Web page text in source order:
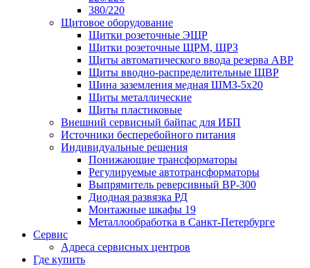
380/220
Щитовое оборудование
Щитки розеточные ЭЩР
Щитки розеточные ЩРМ, ЩРЗ
Щиты автоматического ввода резерва АВР
Щиты вводно-распределительные ЩВР
Шина заземления медная ШМЗ-5х20
Щиты металлические
Щиты пластиковые
Внешний сервисный байпас для ИБП
Источники бесперебойного питания
Индивидуальные решения
Понижающие трансформаторы
Регулируемые автотрансформаторы
Выпрямитель реверсивный ВР-300
Диодная развязка РД
Монтажные шкафы 19
Металлообработка в Санкт-Петербурге
Сервис
Адреса сервисных центров
Где купить